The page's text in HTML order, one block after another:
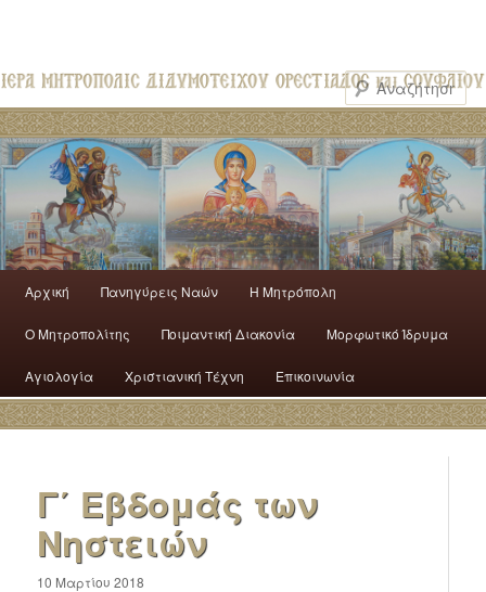
Αρχική Πανηγύρεις Ναών H Mητρόπολη
Ο Mητροπολίτης Ποιμαντική Διακονία Μορφωτικό Ίδρυμα
Αγιολογία Χριστιανική Τέχνη Επικοινωνία
Γ΄ Εβδομάς των
Νηστειών
10 Μαρτίου 2018